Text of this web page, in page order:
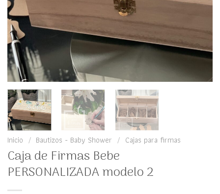
Inicio / Bautizos - Baby Shower / Cajas para firmas
Caja de Firmas Bebe
PERSONALIZADA modelo 2